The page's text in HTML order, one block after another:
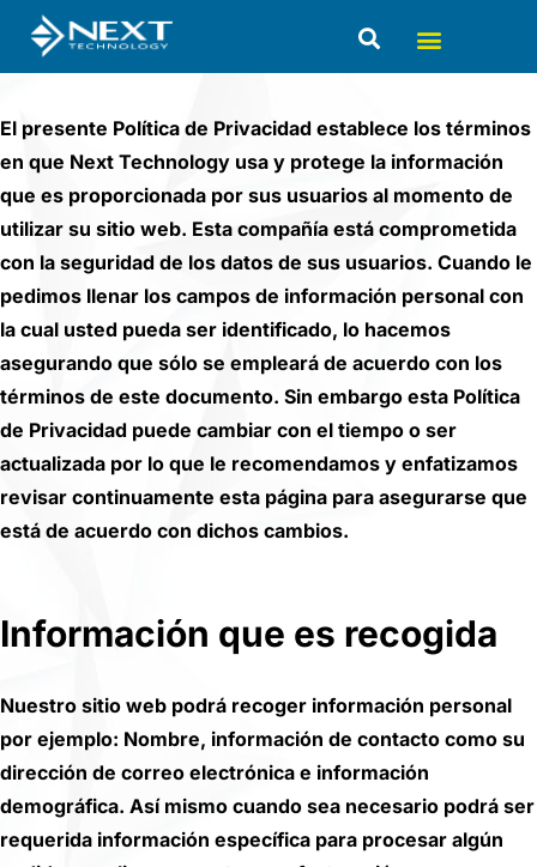
Políticas de privacidad
El presente Política de Privacidad establece los términos
en que Next Technology usa y protege la información
que es proporcionada por sus usuarios al momento de
utilizar su sitio web. Esta compañía está comprometida
con la seguridad de los datos de sus usuarios. Cuando le
pedimos llenar los campos de información personal con
la cual usted pueda ser identificado, lo hacemos
asegurando que sólo se empleará de acuerdo con los
términos de este documento. Sin embargo esta Política
de Privacidad puede cambiar con el tiempo o ser
actualizada por lo que le recomendamos y enfatizamos
revisar continuamente esta página para asegurarse que
está de acuerdo con dichos cambios.
Información que es recogida
Nuestro sitio web podrá recoger información personal
por ejemplo: Nombre, información de contacto como su
dirección de correo electrónica e información
demográfica. Así mismo cuando sea necesario podrá ser
requerida información específica para procesar algún